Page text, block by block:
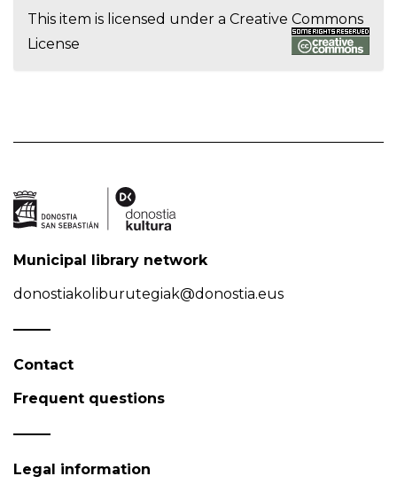
This item is licensed under a Creative Commons
License
Municipal library network
donostiakoliburutegiak@donostia.eus
Contact
Frequent questions
Legal information